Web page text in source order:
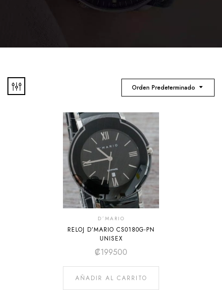
Orden Predeterminado
D´MARIO
RELOJ D’MARIO CS0180G-PN
UNISEX
₡199500
AÑADIR AL CARRITO